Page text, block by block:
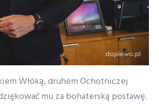
Włóką, druhem Ochotniczej
mu za bohaterską postawę.